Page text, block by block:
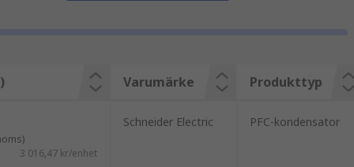
Genom att öka
reaktiva effekten som genereras i
kostnadsbesparingar. Elräkningar
som också kommer att
Varumärke Produkttyp
3 016,47 kr/enhet
Schneider Electric PFC-kondensator